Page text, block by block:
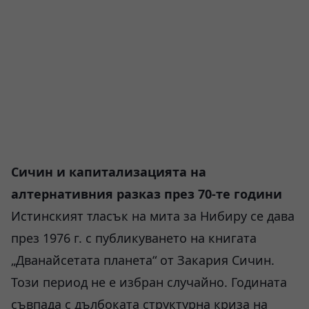
Сичин и капитализацията на
алтернативния разказ през 70-те години
Истинският тласък на мита за Нибиру се дава
през 1976 г. с публикуването на книгата
„Дванайсетата планета“ от Закария Сичин.
Този период не е избран случайно. Годината
съвпада с дълбоката структурна криза на